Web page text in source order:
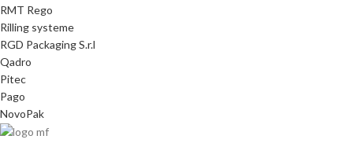
RMT Rego
Rilling systeme
RGD Packaging S.r.l
Qadro
Pitec
Pago
NovoPak